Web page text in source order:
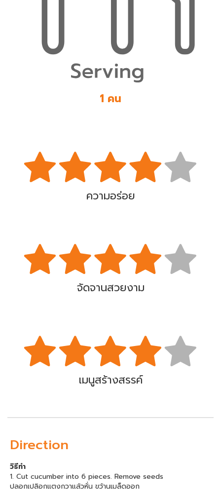
1 คน
ความอร่อย
จัดจานสวยงาม
เมนูสร้างสรรค์
Direction
วิธีทำ
1. Cut cucumber into 6 pieces. Remove seeds
ปลอกเปลิอกแตงกวาแล้วหั่น ขว้านเมล็ดออก